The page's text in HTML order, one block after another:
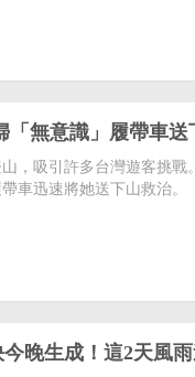
「無意識」履帶車送
，吸引許多台灣遊客挑
車迅速將她送下山救治。
晚生成！這2天風